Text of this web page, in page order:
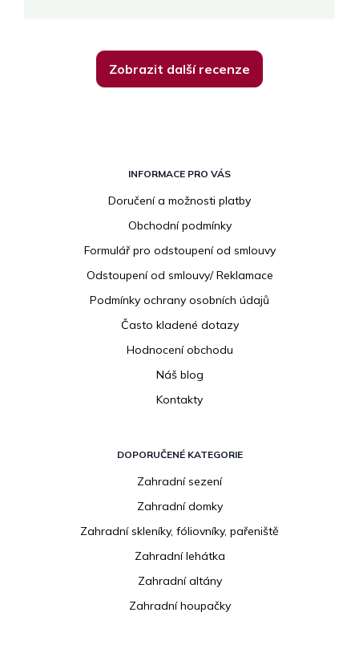
Zobrazit další recenze
INFORMACE PRO VÁS
Doručení a možnosti platby
Obchodní podmínky
Formulář pro odstoupení od smlouvy
Odstoupení od smlouvy/ Reklamace
Podmínky ochrany osobních údajů
Často kladené dotazy
Hodnocení obchodu
Náš blog
Kontakty
DOPORUČENÉ KATEGORIE
Zahradní sezení
Zahradní domky
Zahradní skleníky, fóliovníky, pařeniště
Zahradní lehátka
Zahradní altány
Zahradní houpačky